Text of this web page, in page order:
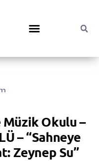
Müzik Okulu –
– “Sahneye
Zeynep Su”